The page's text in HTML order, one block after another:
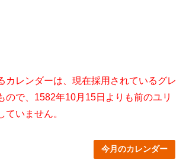
カレンダーは、現在採用されているグレ
ので、1582年10月15日よりも前のユリ
ていません。
今月のカレンダー